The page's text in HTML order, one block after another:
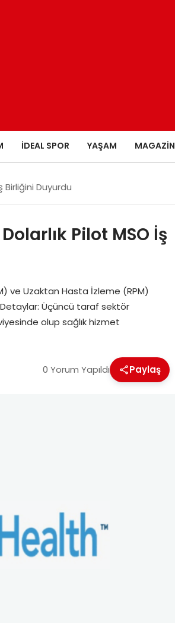
İDEAL SPOR YAŞAM MAGAZIN
Birliğini Duyurdu
Pilot MSO İş
ve Uzaktan Hasta İzleme (RPM)
Detaylar: Üçüncü taraf sektör
olup sağlık hizmet
0 Yorum Yapıldı Paylaş